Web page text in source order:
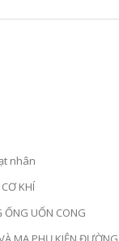
nhân
KHÍ
ỐNG UỐN CONG